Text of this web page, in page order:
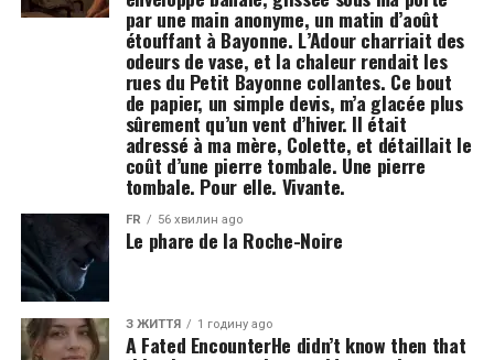
par une main anonyme, un matin d’août
étouffant à Bayonne. L’Adour charriait des
odeurs de vase, et la chaleur rendait les
rues du Petit Bayonne collantes. Ce bout
de papier, un simple devis, m’a glacée plus
sûrement qu’un vent d’hiver. Il était
adressé à ma mère, Colette, et détaillait le
coût d’une pierre tombale. Une pierre
tombale. Pour elle. Vivante.
FR 56 хвилин ago
Le phare de la Roche-Noire
З ЖИТТЯ 1 годину ago
A Fated EncounterHe didn’t know then that